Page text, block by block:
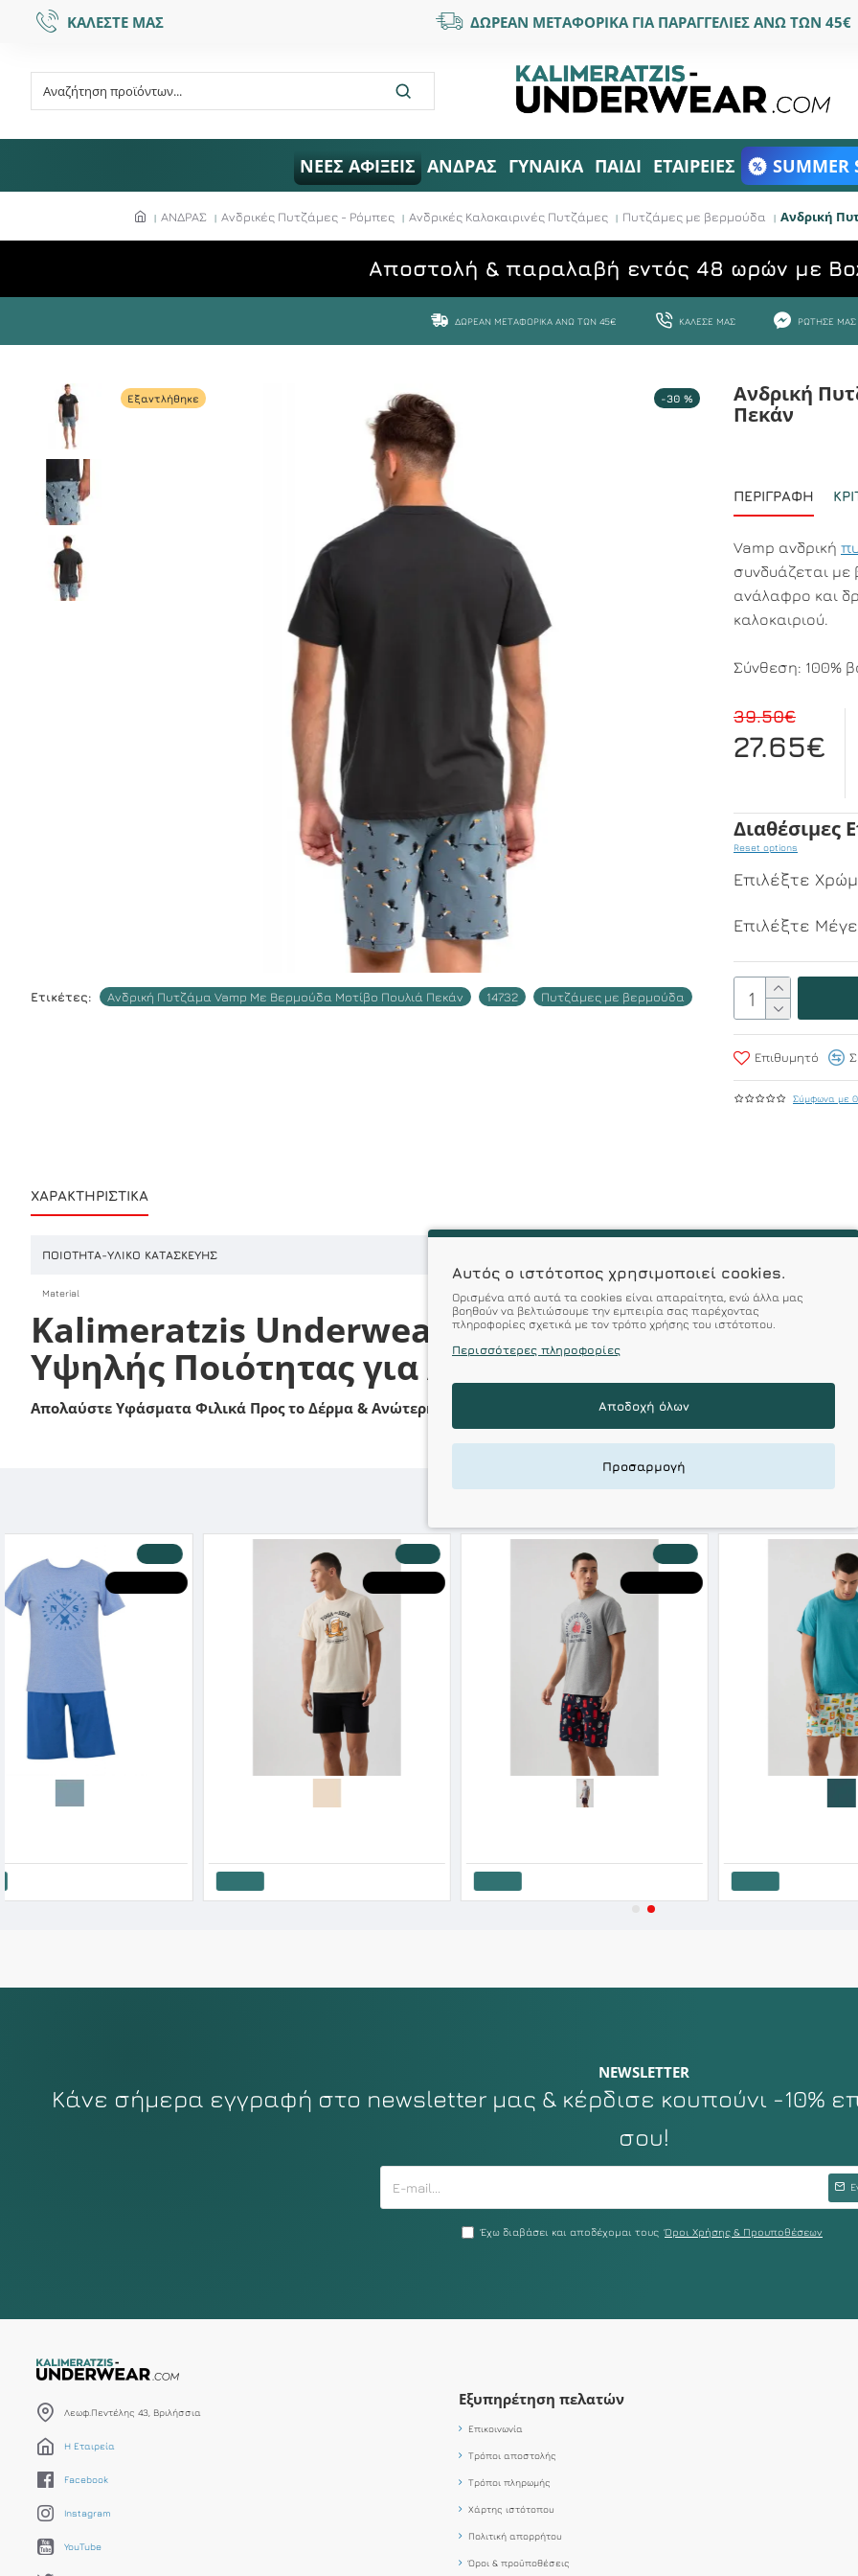
ΚΑΛΕΣΤΕ ΜΑΣ ΔΩΡΕΑΝ ΜΕΤΑΦΟΡΙΚΑ ΓΙΑ ΠΑΡΑΓΓΕΛΙΕΣ ΑΝΩ ΤΩΝ 45€
ΝΕΕΣ ΑΦΙΞΕΙΣ ΑΝΔΡΑΣ ΓΥΝΑΙΚΑ ΠΑΙΔΙ ΕΤΑΙΡΕΙΕΣ SUMMER
ΑΝΔΡΑΣ Ανδρικές Πυτζάμες - Ρόμπες Ανδρικές Καλοκαιρινές Πυτζάμες Πυτζάμες με βερμούδα Ανδρική
Aποστολή & παραλαβή εντός 48 ωρών με
ΔΩΡΕΆΝ ΜΕΤΑΦΟΡΙΚΆ ΆΝΩ ΤΩΝ 45€ ΚΆΛΕΣΕ ΜΑΣ ΡΏΤΗΣΕ ΜΑΣ
-30 %
Εξαντλήθηκε
Ετικέτες: Ανδρική Πυτζάμα Vamp Με Βερμούδα Μοτίβο Πουλιά Πεκάν 14732 Πυτζάμες με βερμούδα
Ανδρική
Πεκάν
ΠΕΡΙΓΡΑΦΉ
Vamp ανδρική
συνδυάζεται
ανάλαφρο και
καλοκαιριού.
Σύνθεση: 100%
Σύμφωνα με 0
27.65€
39.50€
Διαθέσιμες
Reset options
Επιλέξτε
Επιλέξτε
Επιθυμητό
ΧΑΡΑΚΤΗΡΙΣΤΙΚΆ
ΠΟΙΌΤΗΤΑ-ΥΛΙΚΌ ΚΑΤΑΣΚΕΥΉΣ
Material 100% Βαμβάκι
Kalimeratzis Underwear : Προϊόντα
Υψηλής Ποιότητας για Αξεπέραστη Αντοχή
Απολαύστε Υφάσματα Φιλικά Προς το Δέρμα & Ανώτερη Ποιότητα σε Προσιτές τιμές
ΣΧΕΤΙΚΑ ΠΡΟΪΟΝΤΑ
NEWSLETTER
Κάνε σήμερα εγγραφή στο newsletter μας & κέρδισε κουπούνι -10%
σου!
Έχω διαβάσει και αποδέχομαι τους Όροι Χρήσης & Προυποθέσεων
Λεωφ.Πεντέλης 43, Βριλήσσια
Η Εταιρεία
Facebook
Instagram
YouTube
Εξυπηρέτηση πελατών
Επικοινωνία
Τρόποι αποστολής
Τρόποι πληρωμής
Χάρτης ιστότοπου
Πολιτική απορρήτου
Όροι & προϋποθέσεις
Αυτός ο ιστότοπος χρησιμοποιεί cookies.
Ορισμένα από αυτά τα cookies είναι απαραίτητα, ενώ άλλα μας
βοηθούν να βελτιώσουμε την εμπειρία σας παρέχοντας
πληροφορίες σχετικά με τον τρόπο χρήσης του ιστότοπου.
Περισσότερες πληροφορίες
Αποδοχή όλων
Προσαρμογή